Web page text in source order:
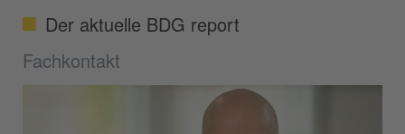
Der aktuelle BDG report
Fachkontakt